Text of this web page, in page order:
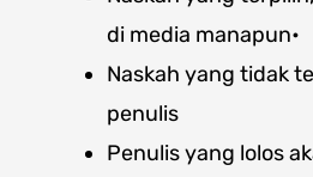
di media manapun•
Naskah yang tidak
penulis
Penulis yang lolos